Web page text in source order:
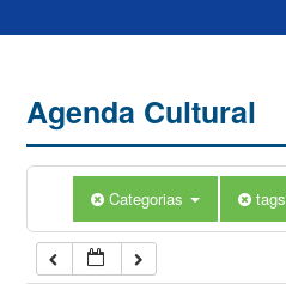
Agenda Cultural
Categorias tags